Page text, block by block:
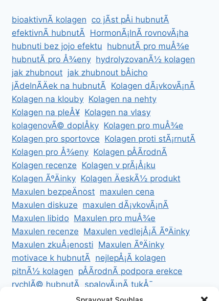
bioaktivnÃ­ kolagen co jÃ­st pÅi hubnutÃ­
efektivnÃ­ hubnutÃ­ HormonÃ¡lnÃ­ rovnovÃ¡ha
hubnuti bez jojo efektu hubnutÃ­ pro muÅ¾e
hubnutÃ­ pro Å¾eny hydrolyzovanÃ½ kolagen
jak zhubnout jak zhubnout bÅicho
jÃ­delnÃ­Äek na hubnutÃ­ Kolagen dÃ¡vkovÃ¡nÃ­
Kolagen na klouby Kolagen na nehty
Kolagen na pleÅ¥ Kolagen na vlasy
kolagenovÃ© doplÅky Kolagen pro muÅ¾e
Kolagen pro sportovce Kolagen proti stÃ¡rnutÃ­
Kolagen pro Å¾eny Kolagen pÅÃ­rodnÃ­
Kolagen recenze Kolagen v prÃ¡Å¡ku
Kolagen ÃºÄinky Kolagen ÄeskÃ½ produkt
Maxulen bezpeÄnost maxulen cena
Maxulen diskuze maxulen dÃ¡vkovÃ¡nÃ­
Maxulen libido Maxulen pro muÅ¾e
Maxulen recenze Maxulen vedlejÅ¡Ã­ ÃºÄinky
Maxulen zkuÅ¡enosti Maxulen ÃºÄinky
motivace k hubnutÃ­ nejlepÅ¡Ã­ kolagen
pitnÃ½ kolagen pÅÃ­rodnÃ­ podpora erekce
rychlÃ© hubnutÃ­ spalovÃ¡nÃ­ tukÅ¯
ZdravÃ© hubnutÃ­ ZdravÃ© recepty na hubnutÃ­